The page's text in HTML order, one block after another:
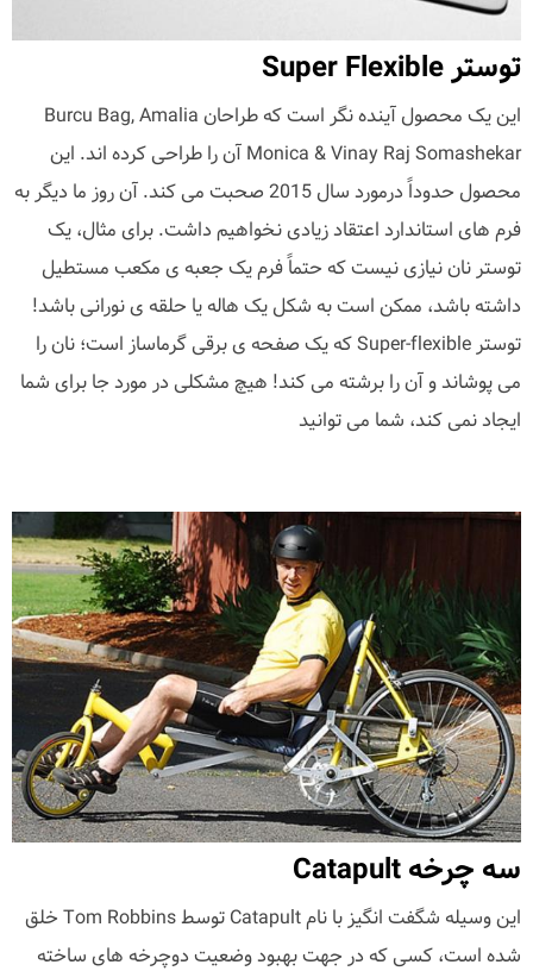
توستر Super Flexible
این یک محصول آینده نگر است که طراحان Burcu Bag, Amalia
Monica & Vinay Raj Somashekar آن را طراحی کرده اند. این
محصول حدوداً درمورد سال 2015 صحبت می کند. آن روز ما دیگر به
فرم های استاندارد اعتقاد زیادی نخواهیم داشت. برای مثال، یک
توستر نان نیازی نیست که حتماً فرم یک جعبه ی مکعب مستطیل
داشته باشد، ممکن است به شکل یک هاله یا حلقه ی نورانی باشد!
توستر Super-flexible که یک صفحه ی برقی گرماساز است؛ نان را
می پوشاند و آن را برشته می کند! هیچ مشکلی در مورد جا برای شما
ایجاد نمی کند، شما می توانید
سه چرخه Catapult
این وسیله شگفت انگیز با نام Catapult توسط Tom Robbins خلق
شده است، کسی که در جهت بهبود وضعیت دوچرخه های ساخته